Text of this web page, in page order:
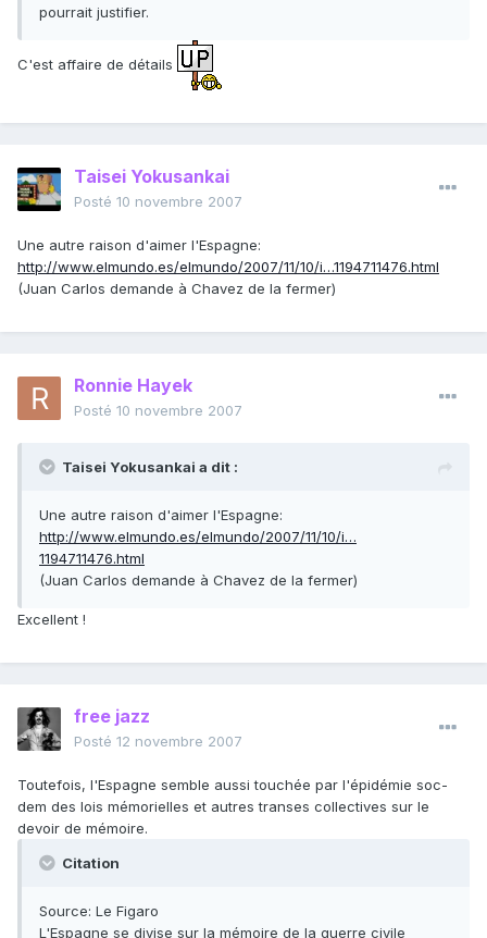
pourrait justifier.
C'est affaire de détails
Taisei Yokusankai
Posté 10 novembre 2007
Une autre raison d'aimer l'Espagne:
http://www.elmundo.es/elmundo/2007/11/10/i…1194711476.html
(Juan Carlos demande à Chavez de la fermer)
Ronnie Hayek
Posté 10 novembre 2007
Taisei Yokusankai a dit :
Une autre raison d'aimer l'Espagne:
http://www.elmundo.es/elmundo/2007/11/10/i…
1194711476.html
(Juan Carlos demande à Chavez de la fermer)
Excellent !
free jazz
Posté 12 novembre 2007
Toutefois, l'Espagne semble aussi touchée par l'épidémie soc-
dem des lois mémorielles et autres transes collectives sur le
devoir de mémoire.
Citation
Source: Le Figaro
L'Espagne se divise sur la mémoire de la guerre civile